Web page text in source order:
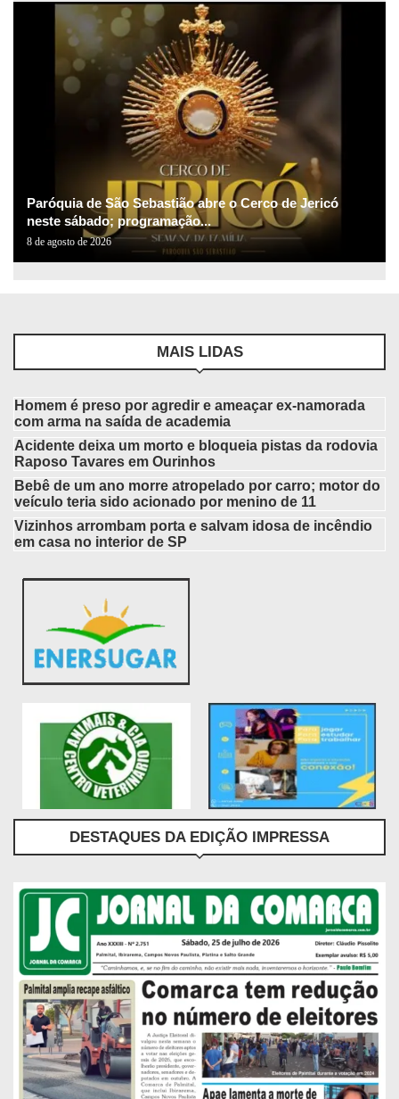
Paróquia de São Sebastião abre o Cerco de Jericó
neste sábado; programação...
8 de agosto de 2026
MAIS LIDAS
Homem é preso por agredir e ameaçar ex-namorada
com arma na saída de academia
Acidente deixa um morto e bloqueia pistas da rodovia
Raposo Tavares em Ourinhos
Bebê de um ano morre atropelado por carro; motor do
veículo teria sido acionado por menino de 11
Vizinhos arrombam porta e salvam idosa de incêndio
em casa no interior de SP
DESTAQUES DA EDIÇÃO IMPRESSA